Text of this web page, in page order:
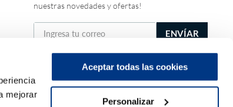
mejorar
Aceptar todas las cookies
Personalizar
nuestras novedades y ofertas!
ENVÍAR
publicidad de DRIMER conforme a laPolítica de
privacidad general